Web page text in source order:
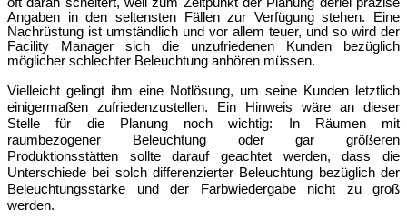
Angaben in den seltensten Fällen zur Verfügung stehen. Eine
Nachrüstung ist umständlich und vor allem teuer, und so wird der
Facility
Manager sich die unzufriedenen Kunden bezüglich
möglicher schlechter Beleuchtung anhören müssen.
Vielleicht gelingt ihm eine Notlösung, um seine Kunden letztlich
einigermaßen zufriedenzustellen. Ein Hinweis wäre an dieser
Stelle für die Planung noch wichtig: In Räumen mit
raumbezogener Beleuchtung oder gar größeren
Produktionsstätten sollte darauf geachtet werden, dass die
Unterschiede bei solch differenzierter Beleuchtung bezüglich der
Beleuchtungsstärke und der Farbwiedergabe nicht zu groß
werden.